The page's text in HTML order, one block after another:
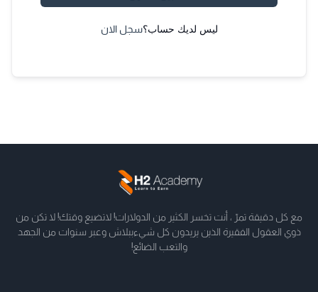
ليس لديك حساب؟سجل الان
مع كل دقيقة تمرّ ، أنت تخسر الكثير من الدولارات! لاتضيع وقتك! لا تكن من
ذوي العقول الفقيرة الذين يريدون كل شيءببلاش وعبر سنوات من الجهد
والتعب الضائع!